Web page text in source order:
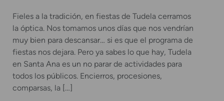
Fieles a la tradición, en fiestas de Tudela cerramos
la óptica. Nos tomamos unos días que nos vendrían
muy bien para descansar… si es que el programa de
fiestas nos dejara. Pero ya sabes lo que hay, Tudela
en Santa Ana es un no parar de actividades para
todos los públicos. Encierros, procesiones,
comparsas, la […]